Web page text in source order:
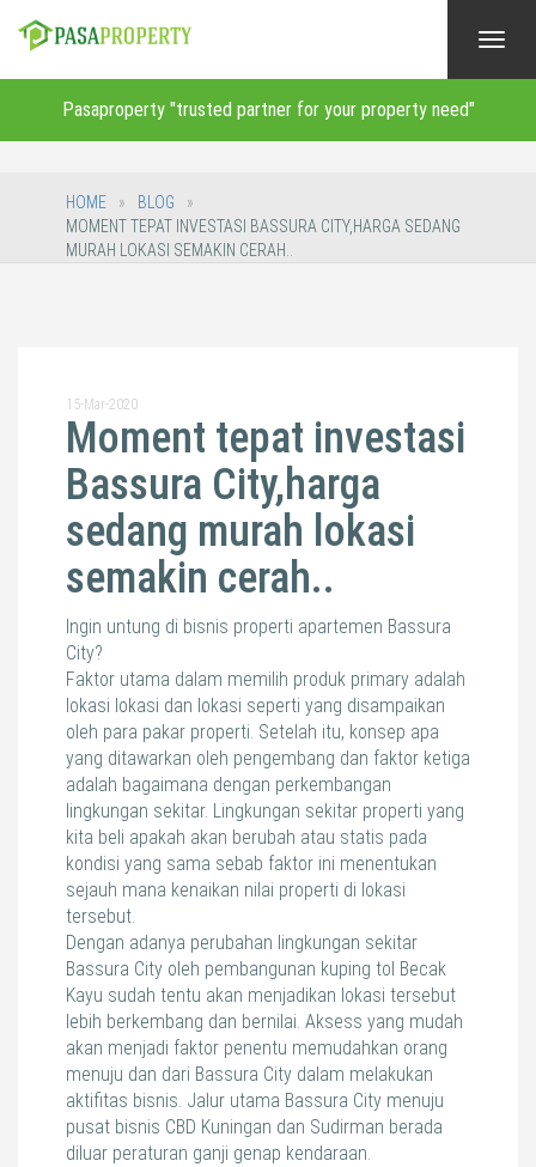
Pasaproperty "trusted partner for your property need"
HOME
BLOG
MOMENT TEPAT INVESTASI BASSURA CITY,HARGA SEDANG
MURAH LOKASI SEMAKIN CERAH..
15-Mar-2020
Moment tepat investasi
Bassura City,harga
sedang murah lokasi
semakin cerah..
Ingin untung di bisnis properti apartemen Bassura
City?
Faktor utama dalam memilih produk primary adalah
lokasi lokasi dan lokasi seperti yang disampaikan
oleh para pakar properti. Setelah itu, konsep apa
yang ditawarkan oleh pengembang dan faktor ketiga
adalah bagaimana dengan perkembangan
lingkungan sekitar. Lingkungan sekitar properti yang
kita beli apakah akan berubah atau statis pada
kondisi yang sama sebab faktor ini menentukan
sejauh mana kenaikan nilai properti di lokasi
tersebut.
Dengan adanya perubahan lingkungan sekitar
Bassura City oleh pembangunan kuping tol Becak
Kayu sudah tentu akan menjadikan lokasi tersebut
lebih berkembang dan bernilai. Aksess yang mudah
akan menjadi faktor penentu memudahkan orang
menuju dan dari Bassura City dalam melakukan
aktifitas bisnis. Jalur utama Bassura City menuju
pusat bisnis CBD Kuningan dan Sudirman berada
diluar peraturan ganji genap kendaraan.